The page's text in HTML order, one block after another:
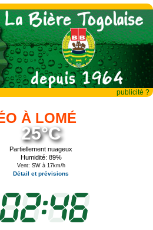
publicité ?
À LOMÉ
25°C
Partiellement nuageux
Humidité: 89%
Vent: SW à 17km/h
Détail et prévisions